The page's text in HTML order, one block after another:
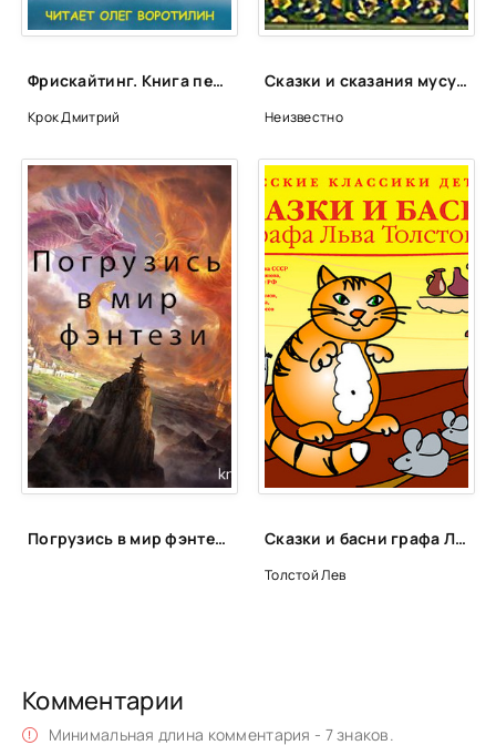
Фрискайтинг. Книга первая. Возвращение к свободе - Дмитрий Крок
Крок Дмитрий
Сказки и сказания мусульманских народов
Неизвестно
Погрузись в мир фэнтези Сказки и басни графа Льва Толстого - Лев Толстой
Толстой Лев
Комментарии
Минимальная длина комментария - 7 знаков.